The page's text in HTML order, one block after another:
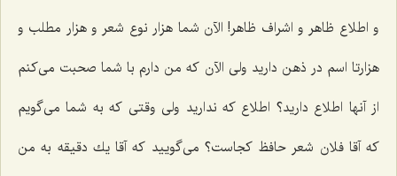
و اطلاع ظاهر و اشراف ظاهر! الآن شما هزار نوع شعر و هزار مطلب و
هزارتا اسم در ذهن دارید ولی الآن كه من دارم با شما صحبت مى‌كنم
از آنها اطلاع دارید؟ اطلاع که ندارید ولى‌ وقتى كه به شما مى‌گویم
که آقا فلان شعر حافظ كجاست؟ مى‌گویید که آقا یك دقیقه به من